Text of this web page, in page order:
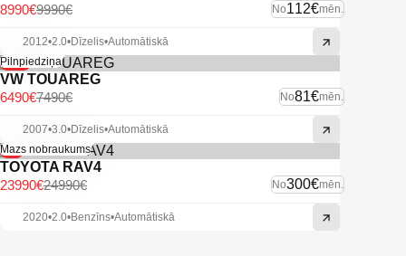
No112€mēn.
9990€
8990€
2012•2.0•Dīzelis•Automātiskā
-13%
Pilnpiedziņa
VW TOUAREG
No81€mēn.
7490€
6490€
2007•3.0•Dīzelis•Automātiskā
-4%
Mazs nobraukums
TOYOTA RAV4
No300€mēn.
24990€
23990€
2020•2.0•Benzīns•Automātiskā